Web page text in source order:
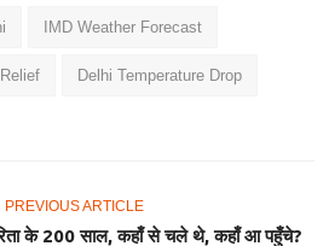
IMD Weather Forecast
Delhi Temperature Drop
PREVIOUS ARTICLE
के 200 साल, कहाँ से चले थे, कहाँ आ पहुँचे?